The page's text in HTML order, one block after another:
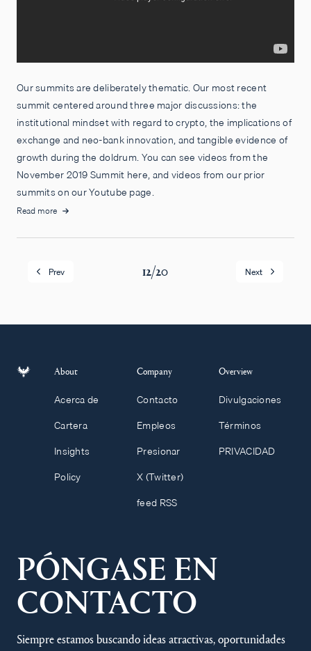
Our summits are deliberately thematic. Our most recent
summit centered around three major discussions: the
institutional mindset with regard to crypto, the implications of
exchange and neo-bank innovation, and tangible evidence of
growth during the doldrum. You can see videos from the
November 2019 Summit here, and videos from our prior
summits on our Youtube page.
Read more
Prev 12/20 Next
About
Acerca de
Cartera
Insights
Policy
Company
Contacto
Empleos
Presionar
X (Twitter)
feed RSS
Overview
Divulgaciones
Términos
PRIVACIDAD
PÓNGASE EN
CONTACTO
Siempre estamos buscando ideas atractivas, oportunidades